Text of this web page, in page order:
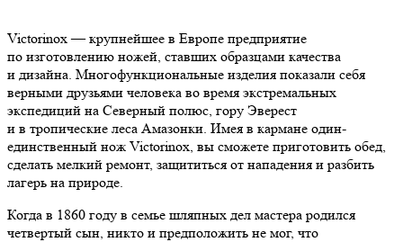
Victorinox — крупнейшее в Европе предприятие
по изготовлению ножей, ставших образцами качества
и дизайна. Многофункциональные изделия показали себя
верными друзьями человека во время экстремальных
экспедиций на Северный полюс, гору Эверест
и в тропические леса Амазонки. Имея в кармане один-
единственный нож Victorinox, вы сможете приготовить обед,
сделать мелкий ремонт, защититься от нападения и разбить
лагерь на природе.
Когда в 1860 году в семье шляпных дел мастера родился
четвертый сын, никто и предположить не мог, что